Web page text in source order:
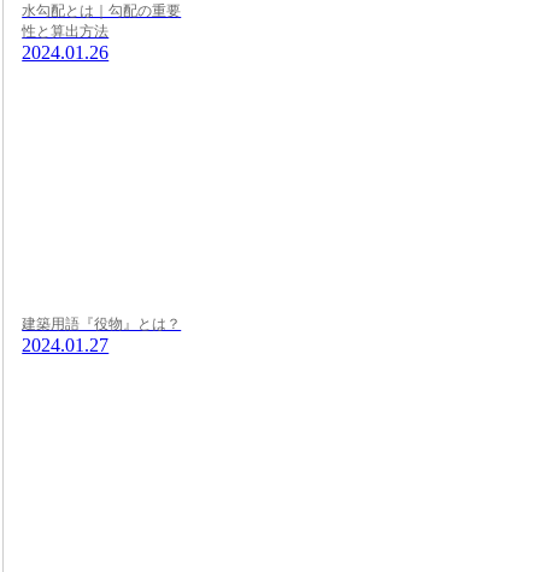
水勾配とは｜勾配の重要
性と算出方法
2024.01.26
建築用語『役物』とは？
2024.01.27